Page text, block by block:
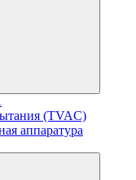
(TVAC)
аппаратура